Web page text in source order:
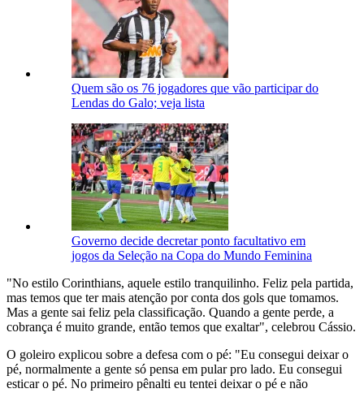
Quem são os 76 jogadores que vão participar do
Lendas do Galo; veja lista
Governo decide decretar ponto facultativo em
jogos da Seleção na Copa do Mundo Feminina
"No estilo Corinthians, aquele estilo tranquilinho. Feliz pela partida,
mas temos que ter mais atenção por conta dos gols que tomamos.
Mas a gente sai feliz pela classificação. Quando a gente perde, a
cobrança é muito grande, então temos que exaltar", celebrou Cássio.
O goleiro explicou sobre a defesa com o pé: "Eu consegui deixar o
pé, normalmente a gente só pensa em pular pro lado. Eu consegui
esticar o pé. No primeiro pênalti eu tentei deixar o pé e não